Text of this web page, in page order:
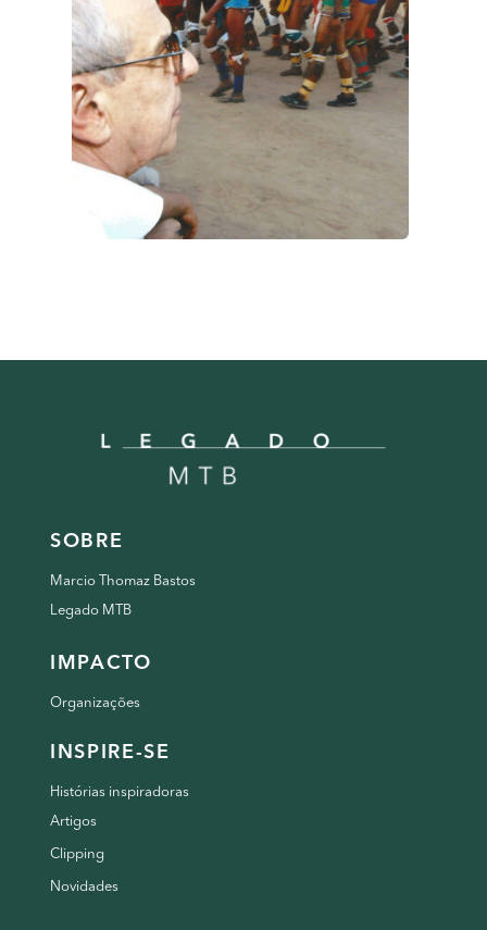
SOBRE
Marcio Thomaz Bastos
Legado MTB
IMPACTO
Organizações
INSPIRE-SE
Histórias inspiradoras
Artigos
Clipping
Novidades